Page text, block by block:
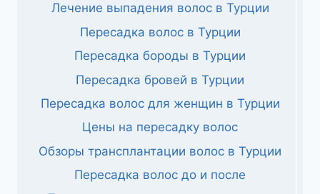
Лечение выпадения волос в Турции
Пересадка волос в Турции
Пересадка бороды в Турции
Пересадка бровей в Турции
Пересадка волос для женщин в Турции
Цены на пересадку волос
Обзоры трансплантации волос в Турции
Пересадка волос до и после